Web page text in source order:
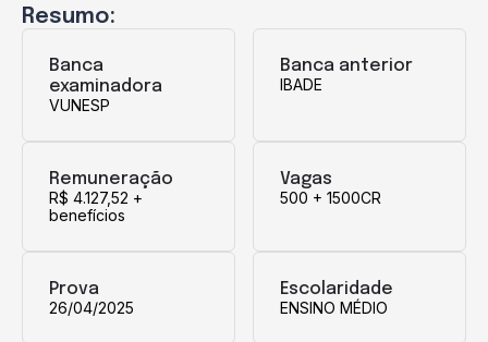
Resumo:
Banca
examinadora
VUNESP
Banca anterior
IBADE
Remuneração
R$ 4.127,52 +
benefícios
Vagas
500 + 1500CR
Prova
26/04/2025
Escolaridade
ENSINO MÉDIO